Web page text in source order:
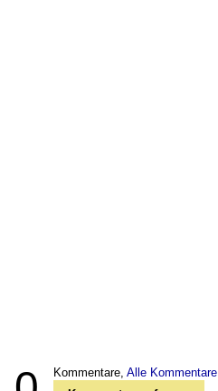
Kommentare, Alle Kommentare